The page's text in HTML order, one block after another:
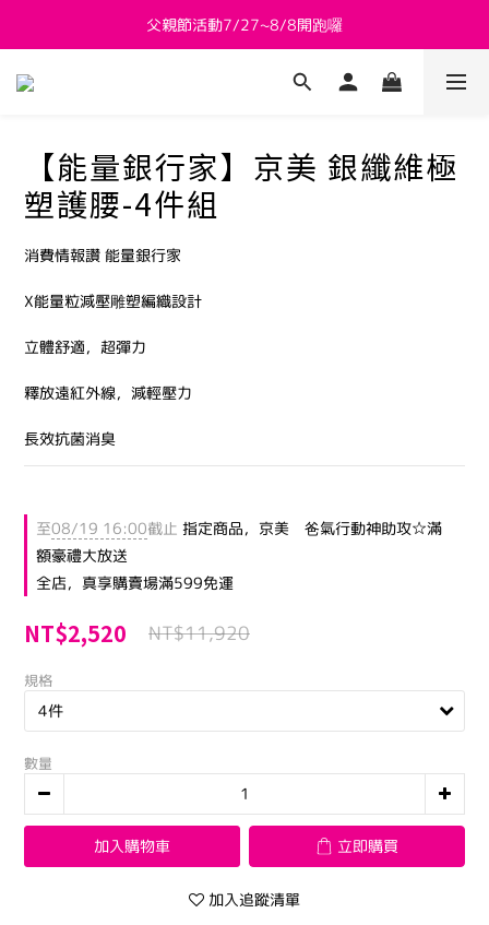
新會員送 $800購物金
父親節活動7/27~8/8開跑囉
新會員送 $800購物金
【能量銀行家】京美 銀纖維極
塑護腰-4件組
消費情報讚 能量銀行家
X能量粒減壓雕塑編織設計
立體舒適，超彈力
釋放遠紅外線，減輕壓力
長效抗菌消臭
至08/19 16:00截止 指定商品，京美 爸氣行動神助攻☆滿
額豪禮大放送
全店，真享購賣場滿599免運
NT$2,520 NT$11,920
規格
數量
加入購物車 立即購買
加入追蹤清單